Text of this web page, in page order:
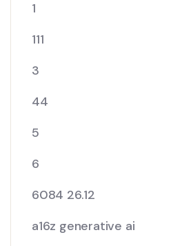
1
111
3
44
5
6
6084 26.12
a16z generative ai